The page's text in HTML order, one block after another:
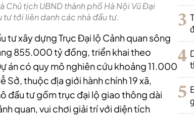
Chủ tịch UBND thành phố Hà Nội Vũ Đại
tới liên danh các nhà đầu tư.
tư xây dựng Trục Đại lộ Cảnh quan sông
855.000 tỷ đồng, triển khai theo
án có quy mô nghiên cứu khoảng 11.000
Sở, thuộc địa giới hành chính 19 xã,
đầu tư gồm trục đại lộ giao thông dài
quan, vui chơi giải trí với diện tích
3
4
5